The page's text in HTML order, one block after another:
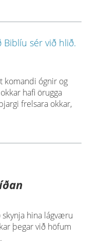
komandi ógnir og
hafi örugga
frelsara okkar,
hina lágværu
þegar við höfum